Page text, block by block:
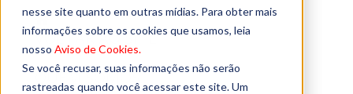
nesse site quanto em outras mídias. Para obter mais
informações sobre os cookies que usamos, leia
nosso Aviso de Cookies.
Se você recusar, suas informações não serão
rastreadas quando você acessar este site. Um
VOLTAR AO SITE
QUEM SOMOS